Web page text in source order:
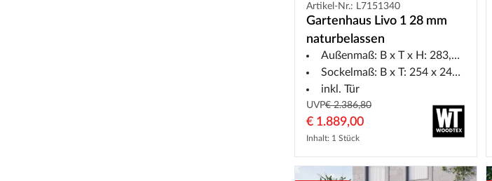
Artikel-Nr.: L7151340
Gartenhaus Livo 1 28 mm
naturbelassen
Außenmaß: B x T x H: 283,5 x 277,6 x 246,5 cm
Sockelmaß: B x T: 254 x 248 cm
inkl. Tür
UVP€ 2.386,80
€ 1.889,00
Inhalt: 1 Stück